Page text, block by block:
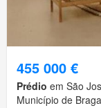
455 000 €
Prédio em São
Município de